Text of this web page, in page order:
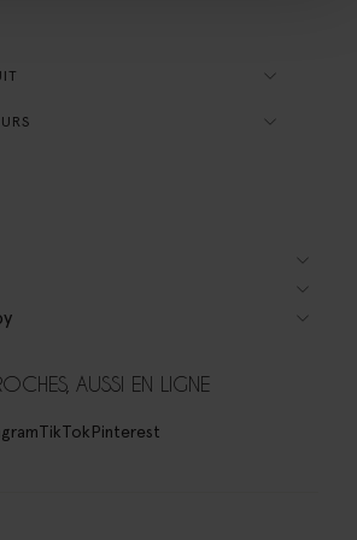
AUSSI EN LIGNE
TikTokPinterest